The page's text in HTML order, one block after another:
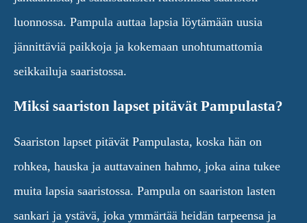
luonnossa. Pampula auttaa lapsia löytämään uusia
jännittäviä paikkoja ja kokemaan unohtumattomia
seikkailuja saaristossa.
Miksi saariston lapset pitävät Pampulasta?
Saariston lapset pitävät Pampulasta, koska hän on
rohkea, hauska ja auttavainen hahmo, joka aina tukee
muita lapsia saaristossa. Pampula on saariston lasten
sankari ja ystävä, joka ymmärtää heidän tarpeensa ja